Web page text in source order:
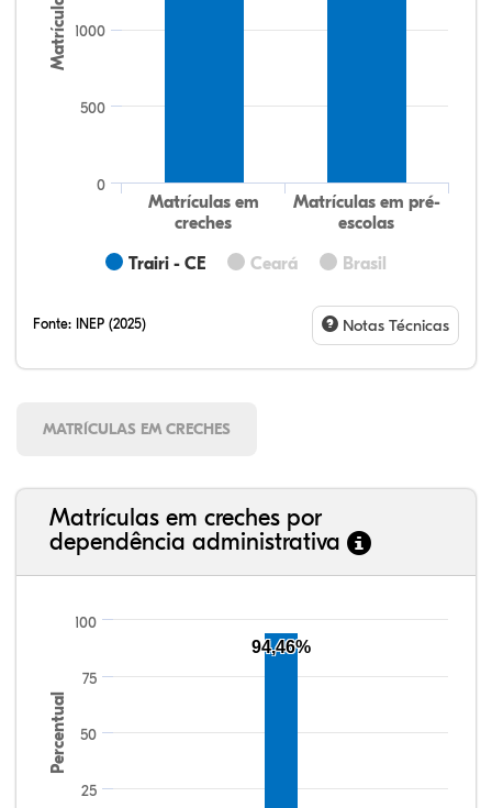
Matrículas
Trairi - CE Ceará Brasil
Matrículas em
creches
Matrículas em pré-
escolas
0
500
1000
Fonte: INEP (2025) Notas Técnicas
MATRÍCULAS EM CRECHES
Matrículas em creches por
dependência administrativa
Percentual
25
50
75
100
94,46%